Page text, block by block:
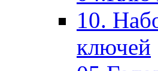
10.
ключей